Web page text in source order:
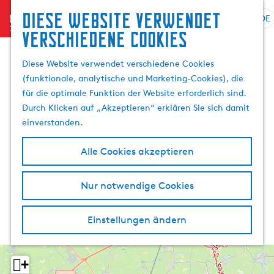
Diese website verwendet
verschiedene cookies
Diese Website verwendet verschiedene Cookies
(funktionale, analytische und Marketing-Cookies), die
für die optimale Funktion der Website erforderlich sind.
Durch Klicken auf „Akzeptieren“ erklären Sie sich damit
einverstanden.
Alle Cookies akzeptieren
Nur notwendige Cookies
Einstellungen ändern
menu
G
e
e
n
S
i
e
r
o
e
p
a
n
S
n
A
DE
+